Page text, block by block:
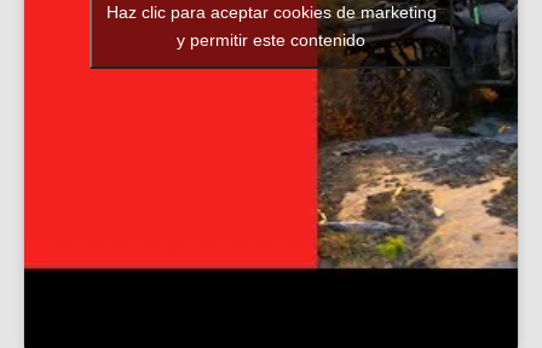
Haz clic para aceptar cookies de marketing
y permitir este contenido